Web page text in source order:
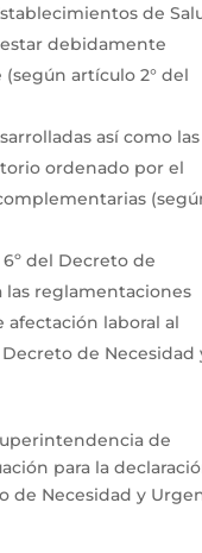
de
estar debidamente
artículo 2° del
así como las
ordenado por el
del Decreto de
las reglamentaciones
laboral al
de Necesidad
de
para la
de Necesidad y